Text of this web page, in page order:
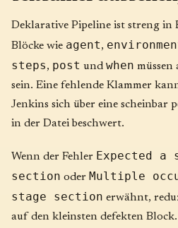
Deklarative Pipeline ist streng in
Blöcke wie agent,
steps, post und when
sein. Eine fehlende Klammer
Jenkins sich über eine scheinbar
in der Datei beschwert.
Wenn der Fehler Expected a
section oder Multiple
stage section erwähnt,
auf den kleinsten defekten